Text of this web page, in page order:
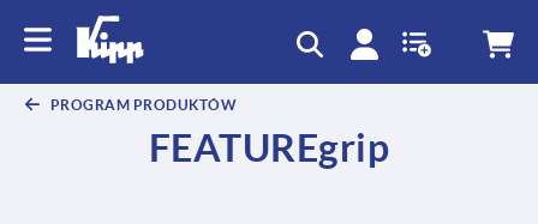
PROGRAM PRODUKTÓW
FEATUREgrip